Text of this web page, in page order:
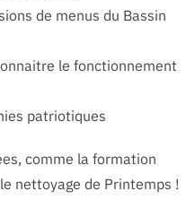
de menus du Bassin
le fonctionnement
patriotiques
comme la formation
nettoyage de Printemps !